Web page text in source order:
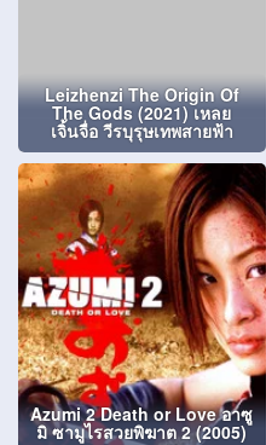
Leizhenzi The Origin Of
The Gods (2021) เหลย
เจิ้นจื่อ วีรบุรุษเทพสายฟ้า
Azumi 2 Death or Love อาซู
มิ ซามูไรสวยพิฆาต 2 (2005)